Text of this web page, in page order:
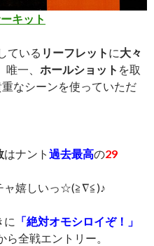
キット
ている リーフレット に大々
一、 ホールショット を取
なシーンを使っていただ
はナント 過去最高の29
ャ嬉しいっ☆(≧∇≦)♪
に 「絶対オモシロイぞ！」
全戦エントリー。